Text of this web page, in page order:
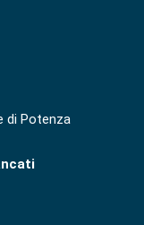
di Potenza